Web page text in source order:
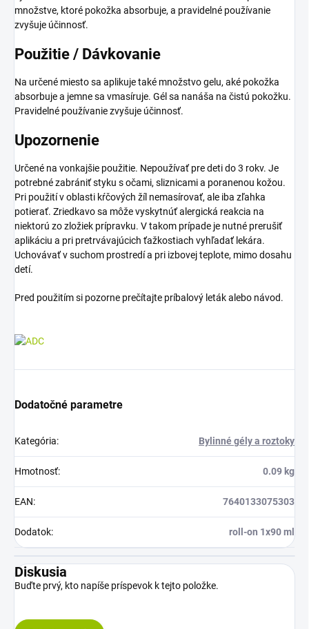
množstve, ktoré pokožka absorbuje, a pravidelné používanie
zvyšuje účinnosť.
Použitie / Dávkovanie
Na určené miesto sa aplikuje také množstvo gelu, aké pokožka
absorbuje a jemne sa vmasíruje. Gél sa nanáša na čistú pokožku.
Pravidelné používanie zvyšuje účinnosť.
Upozornenie
Určené na vonkajšie použitie. Nepoužívať pre deti do 3 rokv. Je
potrebné zabrániť styku s očami, sliznicami a poranenou kožou.
Pri použití v oblasti kŕčových žíl nemasírovať, ale iba zľahka
potierať. Zriedkavo sa môže vyskytnúť alergická reakcia na
niektorú zo zložiek prípravku. V takom prípade je nutné prerušiť
aplikáciu a pri pretrvávajúcich ťažkostiach vyhľadať lekára.
Uchovávať v suchom prostredí a pri izbovej teplote, mimo dosahu
detí.
Pred použitím si pozorne prečítajte príbalový leták alebo návod.
Dodatočné parametre
Kategória: Bylinné gély a roztoky
Hmotnosť: 0.09 kg
EAN: 7640133075303
Dodatok: roll-on 1x90 ml
Diskusia
Buďte prvý, kto napíše príspevok k tejto položke.